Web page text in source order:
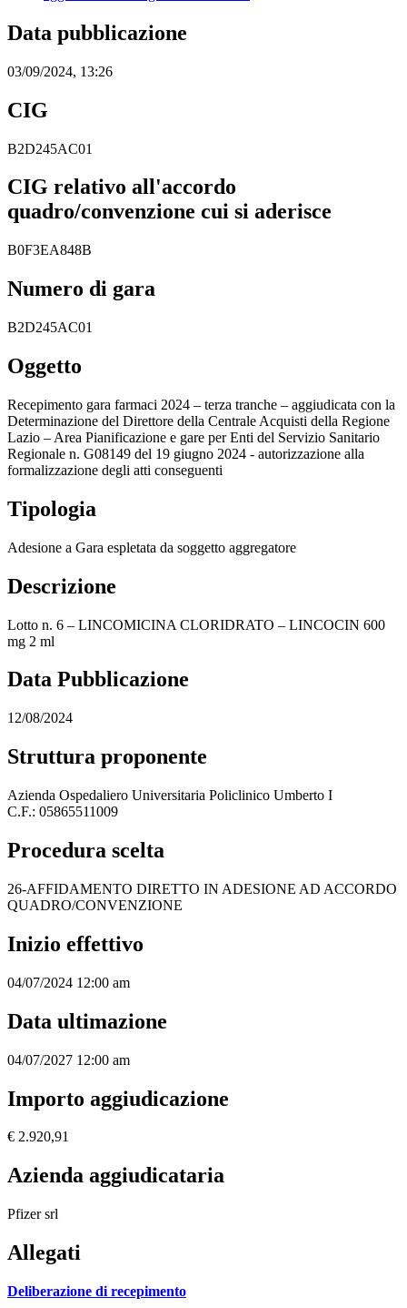
Data pubblicazione
03/09/2024, 13:26
CIG
B2D245AC01
CIG relativo all'accordo
quadro/convenzione cui si aderisce
B0F3EA848B
Numero di gara
B2D245AC01
Oggetto
Recepimento gara farmaci 2024 – terza tranche – aggiudicata con la
Determinazione del Direttore della Centrale Acquisti della Regione
Lazio – Area Pianificazione e gare per Enti del Servizio Sanitario
Regionale n. G08149 del 19 giugno 2024 - autorizzazione alla
formalizzazione degli atti conseguenti
Tipologia
Adesione a Gara espletata da soggetto aggregatore
Descrizione
Lotto n. 6 – LINCOMICINA CLORIDRATO – LINCOCIN 600
mg 2 ml
Data Pubblicazione
12/08/2024
Struttura proponente
Azienda Ospedaliero Universitaria Policlinico Umberto I
C.F.: 05865511009
Procedura scelta
26-AFFIDAMENTO DIRETTO IN ADESIONE AD ACCORDO
QUADRO/CONVENZIONE
Inizio effettivo
04/07/2024 12:00 am
Data ultimazione
04/07/2027 12:00 am
Importo aggiudicazione
€ 2.920,91
Azienda aggiudicataria
Pfizer srl
Allegati
Deliberazione di recepimento